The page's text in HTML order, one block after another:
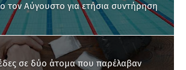
τον Αύγουστο για ετήσια συντήρηση
σε δύο άτομα που παρέλαβαν